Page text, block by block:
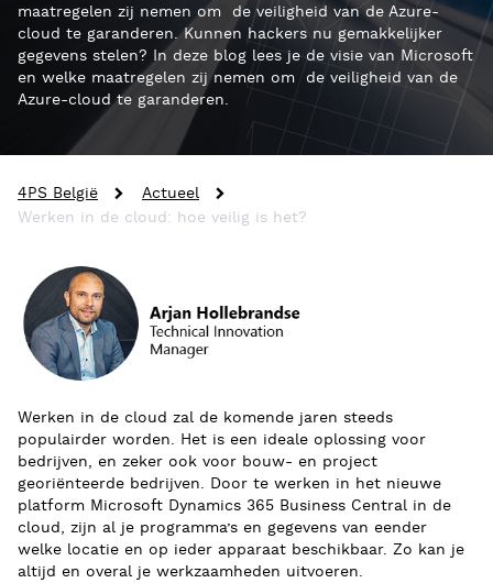
maatregelen zij nemen om de veiligheid van de Azure-
cloud te garanderen. Kunnen hackers nu gemakkelijker
gegevens stelen? In deze blog lees je de visie van Microsoft
en welke maatregelen zij nemen om de veiligheid van de
Azure-cloud te garanderen.
4PS België
Actueel
Werken in de cloud: hoe veilig is het?
Werken in de cloud zal de komende jaren steeds
populairder worden. Het is een ideale oplossing voor
bedrijven, en zeker ook voor bouw- en project
georiënteerde bedrijven. Door te werken in het nieuwe
platform Microsoft Dynamics 365 Business Central in de
cloud, zijn al je programma’s en gegevens van eender
welke locatie en op ieder apparaat beschikbaar. Zo kan je
altijd en overal je werkzaamheden uitvoeren.